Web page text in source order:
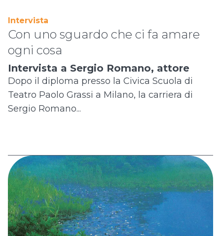
Intervista
Con uno sguardo che ci fa amare
ogni cosa
Intervista a Sergio Romano, attore
Dopo il diploma presso la Civica Scuola di
Teatro Paolo Grassi a Milano, la carriera di
Sergio Romano...